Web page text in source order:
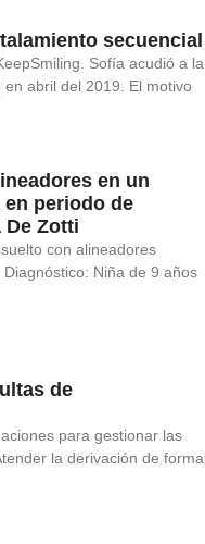
secuencial
Sofía acudió a la
abril del 2019. El motivo
en un
periodo de
De Zotti
con alineadores
Niña de 9 años
de
para gestionar las
la derivación de forma